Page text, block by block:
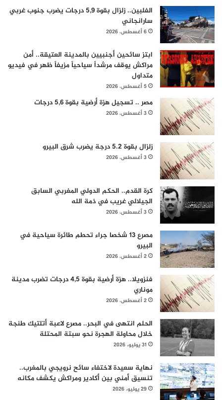
الفلبين.. زلزال بقوة 5,9 درجات يضرب جنوب غربي
سارانجاني
6 أغسطس، 2026
ابتز سائحين أجنبيين بالمدينة العتيقة.. أمن
مراكش يوقف مرشداً سياحياً مزيفاً ظهر في فيديو
متداول
5 أغسطس، 2026
مصر .. تسجيل هزة أرضية بقوة 5,6 درجات
3 أغسطس، 2026
زلزال بقوة 5.2 درجة يضرب شرق البيرو
3 أغسطس، 2026
كرة القدم.. الحكم الدولي المغربي السابق
الجيلالي غريب في ذمة الله
3 أغسطس، 2026
مصرع 13 شخصا جراء تحطم طائرة سياحية في
البيرو
2 أغسطس، 2026
فنزويلا.. هزة أرضية بقوة 4,5 درجات تضرب مدينة
موناري
2 أغسطس، 2026
الحلم انتهى في البحر.. مصرع لاعبة أتلتيك طنجة
خلال محاولة الهجرة نحو سبتة المحتلة
31 يوليو، 2026
نهاية سعيدة لاختفاء سائح نرويجي بالمغرب..
تنسيق أمني بين أكادير ومراكش يكشف مكانه
29 يوليو، 2026